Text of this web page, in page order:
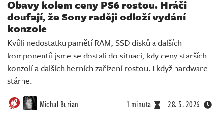
Obavy kolem ceny PS6 rostou. Hráči
doufají, že Sony raději odloží vydání
konzole
Kvůli nedostatku pamětí RAM, SSD disků a dalších
komponentů jsme se dostali do situaci, kdy ceny starších
konzolí a dalších herních zařízení rostou. I když hardware
stárne.
Michal Burian 1 minuta 28. 5. 2026